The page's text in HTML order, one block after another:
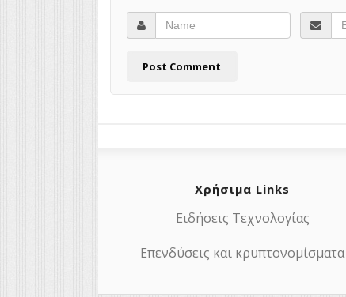
Χρήσιμα Links
Ειδήσεις Τεχνολογίας
Επενδύσεις και κρυπτονομίσματα